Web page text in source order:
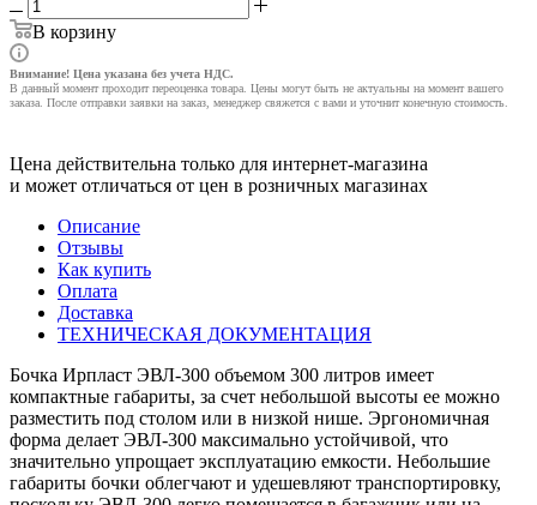
В корзину
Внимание! Цена указана без учета НДС.
В данный момент проходит переоценка товара. Цены могут быть не актуальны на момент вашего
заказа. После отправки заявки на заказ, менеджер свяжется с вами и уточнит конечную стоимость.
Цена действительна только для интернет-магазина
и может отличаться от цен в розничных магазинах
Описание
Отзывы
Как купить
Оплата
Доставка
ТЕХНИЧЕСКАЯ ДОКУМЕНТАЦИЯ
Бочка Ирпласт ЭВЛ-300 объемом 300 литров имеет
компактные габариты, за счет небольшой высоты ее можно
разместить под столом или в низкой нише. Эргономичная
форма делает ЭВЛ-300 максимально устойчивой, что
значительно упрощает эксплуатацию емкости. Небольшие
габариты бочки облегчают и удешевляют транспортировку,